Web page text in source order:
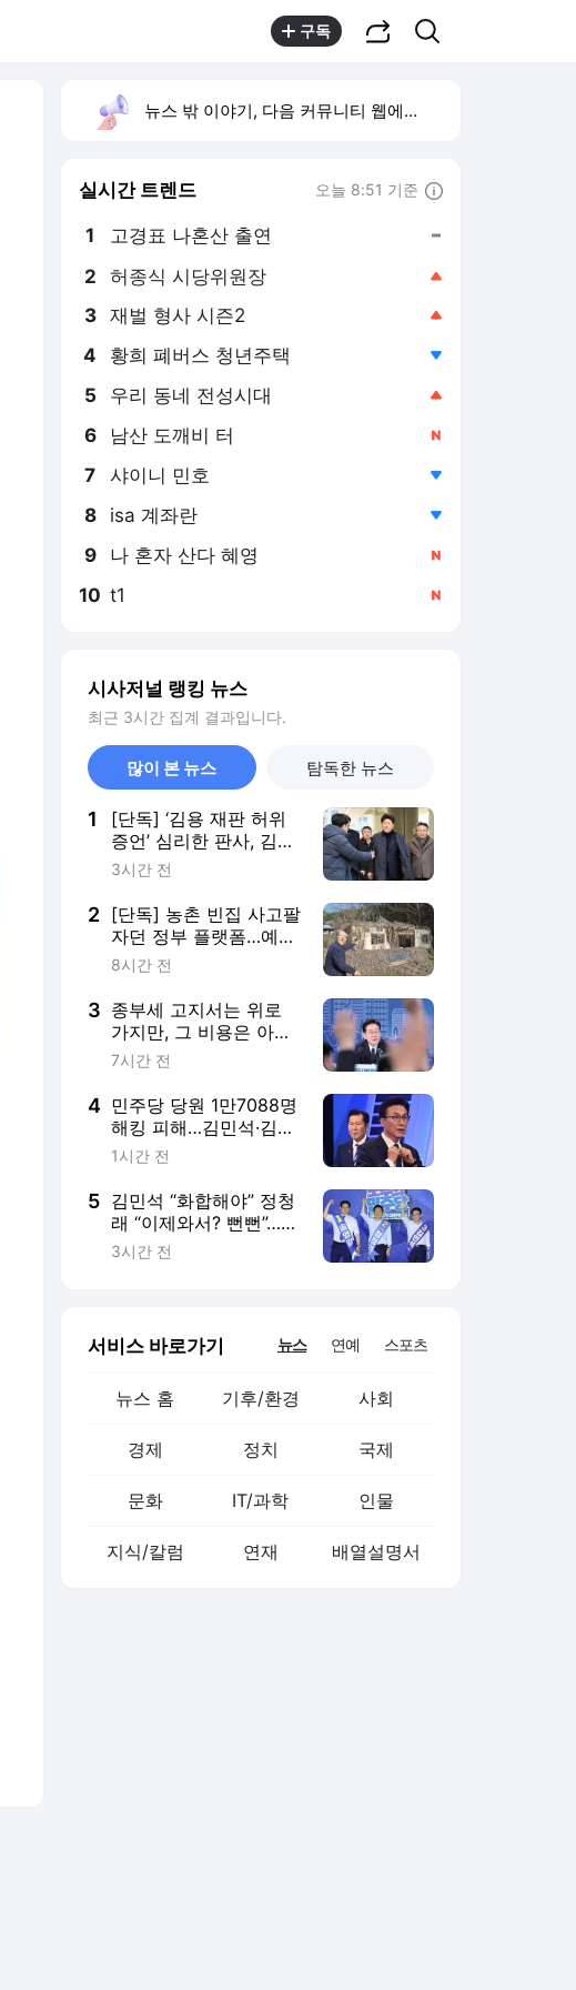
구독
뉴스 밖 이야기, 다음 커뮤니티 웹에서 보기
실시간 트렌드 오늘 8:51 기준
1 고경표 나혼산 출연
2 허종식 시당위원장
3 재벌 형사 시즌2
4 황희 폐버스 청년주택
5 우리 동네 전성시대
6 남산 도깨비 터
7 샤이니 민호
8 isa 계좌란
9 나 혼자 산다 혜영
10 t1
시사저널 랭킹 뉴스
최근 3시간 집계 결과입니다.
많이 본 뉴스 탐독한 뉴스
1
[단독] ‘김용 재판 허위
증언’ 심리한 판사, 김용
변호인과 같은 로펌 출
3시간 전
2 [단독] 농촌 빈집 사고팔
자던 정부 플랫폼…예산
도 거래도 ‘텅텅’ [결산대
8시간 전
3 종부세 고지서는 위로
가지만, 그 비용은 아래
로 온다 [하헌기의 콘텍
7시간 전
4 민주당 당원 1만7088명
해킹 피해…김민석·김용
“정청래 등 前 지도부 책
1시간 전
5 김민석 “화합해야” 정청
래 “이제와서? 뻔뻔”…최
고위원들도 ‘격돌’
3시간 전
서비스 바로가기 뉴스 연예 스포츠
뉴스 홈 기후/환경 사회
경제 정치 국제
문화 IT/과학 인물
지식/칼럼 연재 배열설명서